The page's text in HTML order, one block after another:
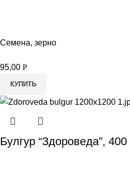
Семена, зерно
95,00 Р
КУПИТЬ
Булгур “Здороведа”, 400